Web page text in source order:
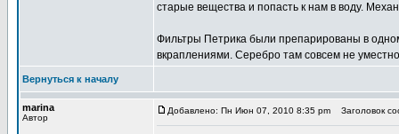
старые вещества и попасть к нам в воду.
Фильтры Петрика были препарированы в
вкраплениями. Серебро там совсем не
Вернуться к началу
marina
Автор
Добавлено: Пн Июн 07, 2010 8:35 pm Заголовок